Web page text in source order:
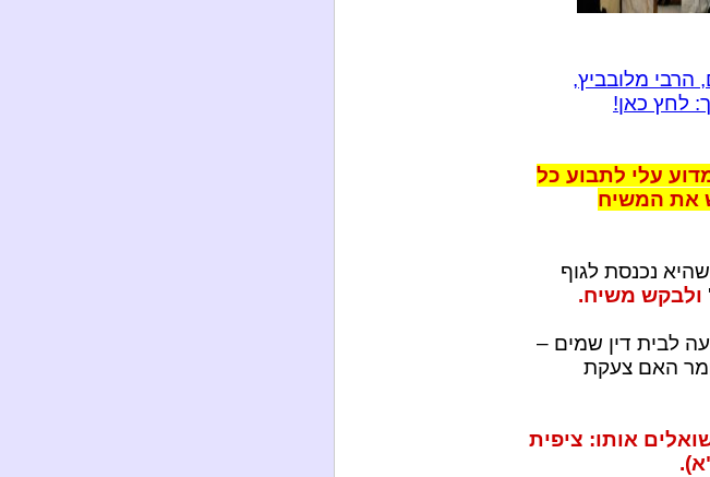
הרבי מלובביץ,
לחץ כאן!
עלי לתבוע כל
את המשיח
נכנסת לגוף
ולבקש משיח.
לבית דין שמים –
האם צעקת
אותו: ציפית